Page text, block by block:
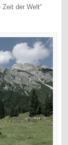
der Welt“